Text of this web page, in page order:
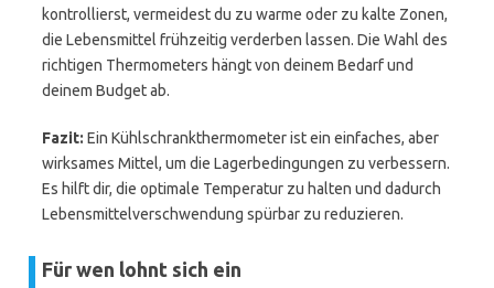
kontrollierst, vermeidest du zu warme oder zu kalte Zonen,
die Lebensmittel frühzeitig verderben lassen. Die Wahl des
richtigen Thermometers hängt von deinem Bedarf und
deinem Budget ab.
Fazit: Ein Kühlschrankthermometer ist ein einfaches, aber
wirksames Mittel, um die Lagerbedingungen zu verbessern.
Es hilft dir, die optimale Temperatur zu halten und dadurch
Lebensmittelverschwendung spürbar zu reduzieren.
Für wen lohnt sich ein